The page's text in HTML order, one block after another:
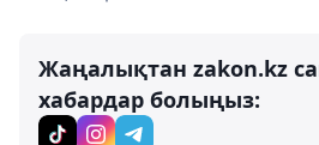
Жаңалықтан zakon.kz
хабардар болыңыз: